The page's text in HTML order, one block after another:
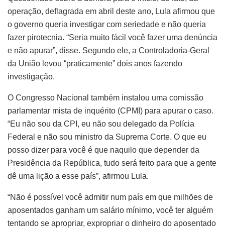
operação, deflagrada em abril deste ano, Lula afirmou que
o governo queria investigar com seriedade e não queria
fazer pirotecnia. “Seria muito fácil você fazer uma denúncia
e não apurar”, disse. Segundo ele, a Controladoria-Geral
da União levou “praticamente” dois anos fazendo
investigação.
O Congresso Nacional também instalou uma comissão
parlamentar mista de inquérito (CPMI) para apurar o caso.
“Eu não sou da CPI, eu não sou delegado da Polícia
Federal e não sou ministro da Suprema Corte. O que eu
posso dizer para você é que naquilo que depender da
Presidência da República, tudo será feito para que a gente
dê uma lição a esse país”, afirmou Lula.
“Não é possível você admitir num país em que milhões de
aposentados ganham um salário mínimo, você ter alguém
tentando se apropriar, expropriar o dinheiro do aposentado